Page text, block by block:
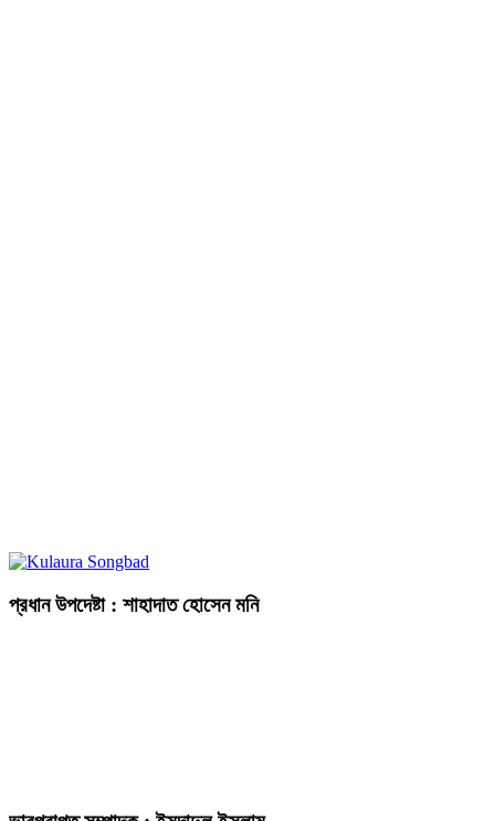
প্রধান উপদেষ্টা : শাহাদাত হোসেন মনি